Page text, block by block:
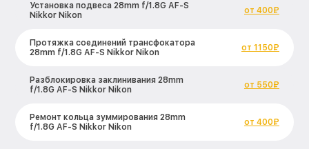
Установка подвеса 28mm f/1.8G AF-S
Nikkor Nikon
от 400₽
Протяжка соединений трансфокатора
28mm f/1.8G AF-S Nikkor Nikon
от 1150₽
Разблокировка заклинивания 28mm
f/1.8G AF-S Nikkor Nikon
от 550₽
Ремонт кольца зуммирования 28mm
f/1.8G AF-S Nikkor Nikon
от 400₽